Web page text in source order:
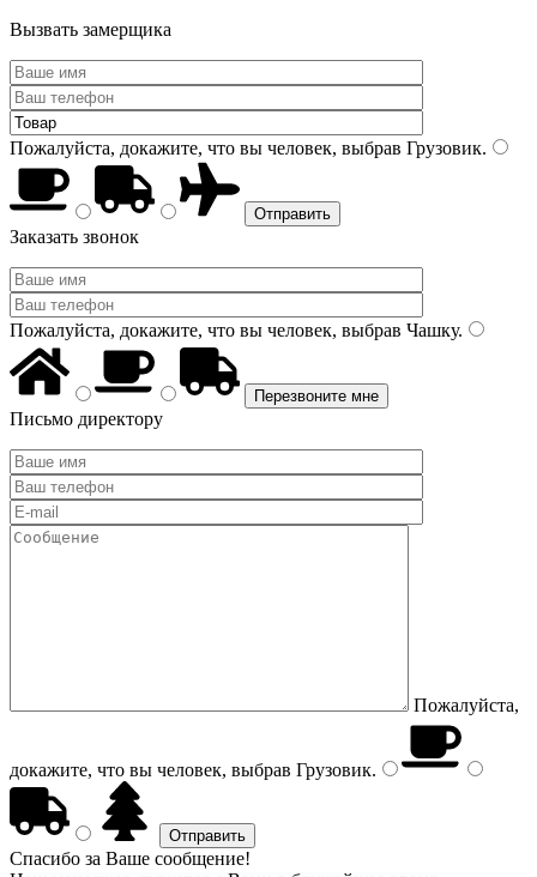
Вызвать замерщика
Пожалуйста, докажите, что вы человек, выбрав Грузовик.
Заказать звонок
Пожалуйста, докажите, что вы человек, выбрав Чашку.
Письмо директору
Пожалуйста,
докажите, что вы человек, выбрав Грузовик.
Спасибо за Ваше сообщение!